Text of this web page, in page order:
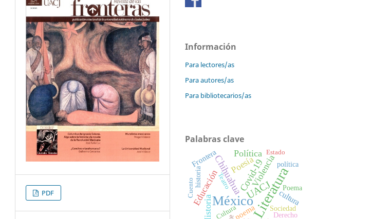
PDF
Información
Para lectores/as
Para autores/as
Para bibliotecarios/as
Palabras clave
Literatura
MéxicoUACJ
Chihuahua
Historia
Covid-19
PoesíaViolencia
Educación
Política
cultura
poema
Frontera política
historia
Cultura
Poema
Sociedad
Derecho
Teatro
Cuento
Estado